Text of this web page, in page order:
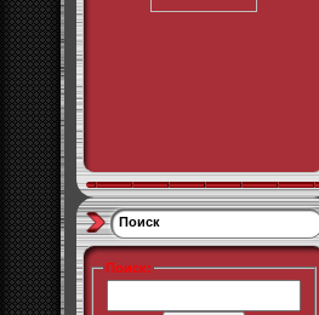
Поиск
Поиск: